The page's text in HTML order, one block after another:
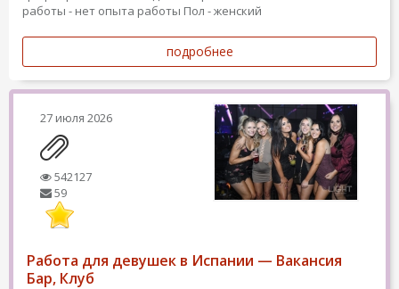
работы - нет опыта работы Пол - женский
подробнее
27 июля 2026
542127
59
Работа для девушек в Испании — Вакансия
Бар, Клуб